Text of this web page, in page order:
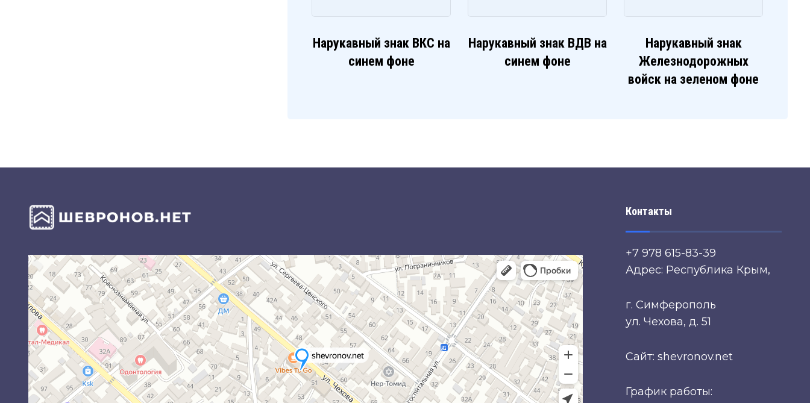
Нарукавный знак ВКС на
синем фоне
Нарукавный знак ВДВ на
синем фоне
Нарукавный знак
Железнодорожных
войск на зеленом фоне
Контакты
+7 978 615-83-39
Адрес: Республика Крым,
г. Симферополь
ул. Чехова, д. 51
Сайт: shevronov.net
График работы: